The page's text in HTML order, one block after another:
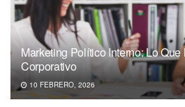
Marketing Político Interno: Lo
Corporativo
10 FEBRERO, 2026